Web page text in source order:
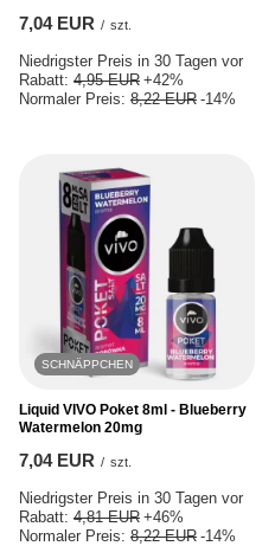
7,04 EUR / szt.
Niedrigster Preis in 30 Tagen vor
Rabatt: 4,95 EUR +42%
Normaler Preis: 8,22 EUR -14%
SCHNÄPPCHEN
Liquid VIVO Poket 8ml - Blueberry
Watermelon 20mg
7,04 EUR / szt.
Niedrigster Preis in 30 Tagen vor
Rabatt: 4,81 EUR +46%
Normaler Preis: 8,22 EUR -14%